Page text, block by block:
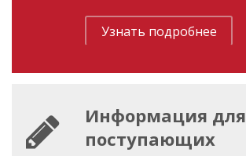
Узнать подробнее
Информация для
поступающих